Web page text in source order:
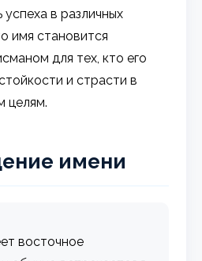
в различных
имя становится
для тех, кто его
и страсти в
целям.
имени
восточное